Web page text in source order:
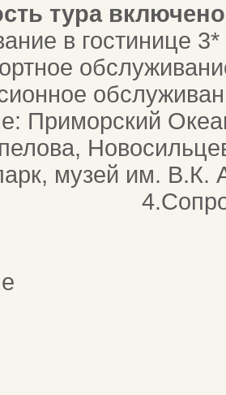
тура
в гостинице 3*
Приморский
музей им.